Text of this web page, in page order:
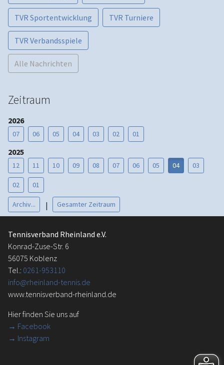
TVR Sportentwicklung TVR Turniere
TVR Verbandsspiele
Alle Nachrichten
Zeitraum
2026
07 06 05 04 03 02 01
2025
12 11 10 09 08 07 06 05 04 03
02 01
Archiv... | Gesamter Zeitraum
Tennisverband Rheinland e.V.
Konrad-Zuse-Str. 6
56075 Koblenz
Tel.: 0261-953110
info@rheinland-tennis.de
www.tennisverband-rheinland.de
Hier finden Sie uns auf
→ Facebook
→ Instagram